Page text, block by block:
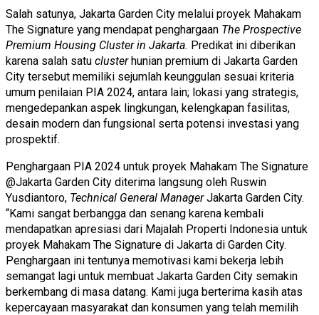
Salah satunya, Jakarta Garden City melalui proyek Mahakam
The Signature yang mendapat penghargaan The Prospective
Premium Housing Cluster in Jakarta. Predikat ini diberikan
karena salah satu clusterhunian premium di Jakarta Garden
City tersebut memiliki sejumlah keunggulan sesuai kriteria
umum penilaian PIA 2024, antara lain; lokasi yang strategis,
mengedepankan aspek lingkungan, kelengkapan fasilitas,
desain modern dan fungsional serta potensi investasi yang
prospektif.
Penghargaan PIA 2024 untuk proyek Mahakam The Signature
@Jakarta Garden City diterima langsung oleh Ruswin
Yusdiantoro, Technical General ManagerJakarta Garden City.
“Kami sangat berbangga dan senang karena kembali
mendapatkan apresiasi dari Majalah Properti Indonesia untuk
proyek Mahakam The Signature di Jakarta di Garden City.
Penghargaan ini tentunya memotivasi kami bekerja lebih
semangat lagi untuk membuat Jakarta Garden City semakin
berkembang di masa datang. Kami juga berterima kasih atas
kepercayaan masyarakat dan konsumen yang telah memilih